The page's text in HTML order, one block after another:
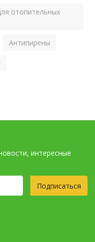
отопительных
Антипирены
интересные
Подписаться